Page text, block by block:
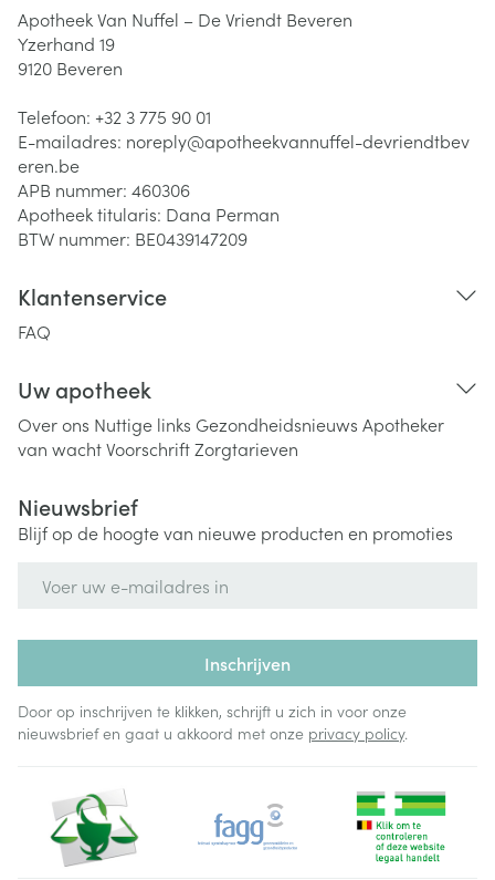
Apotheek Van Nuffel – De Vriendt Beveren
Yzerhand 19
9120 Beveren
Telefoon: +32 3 775 90 01
E-mailadres: noreply@apotheekvannuffel-devriendtbev
eren.be
APB nummer: 460306
Apotheek titularis: Dana Perman
BTW nummer: BE0439147209
Klantenservice
FAQ
Uw apotheek
Over ons Nuttige links Gezondheidsnieuws Apotheker
van wachtVoorschriftZorgtarieven
Nieuwsbrief
Blijf op de hoogte van nieuwe producten en promoties
Inschrijven
Door op inschrijven te klikken, schrijft u zich in voor onze
nieuwsbrief en gaat u akkoord met onze privacy policy.